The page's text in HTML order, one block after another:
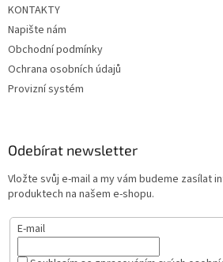
KONTAKTY
Napište nám
Obchodní podmínky
Ochrana osobních údajů
Provizní systém
Odebírat newsletter
Vložte svůj e-mail a my vám budeme zasílat
produktech na našem e-shopu.
E-mail